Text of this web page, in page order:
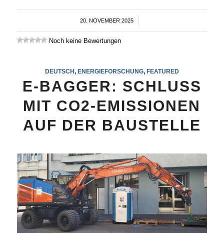
20. NOVEMBER 2025
/
Noch keine Bewertungen
DEUTSCH, ENERGIEFORSCHUNG, FEATURED
E-BAGGER: SCHLUSS
MIT CO2-EMISSIONEN
AUF DER BAUSTELLE